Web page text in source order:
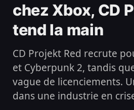
chez Xbox, CD
tend la main
CD Projekt Red recrute
et Cyberpunk 2, tandis
vague de licenciements.
dans une industrie en